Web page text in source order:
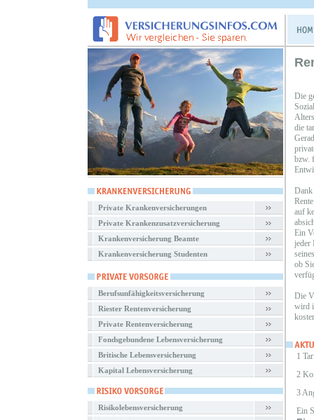
Private Krankenversicherungen
Private Krankenzusatzversicherung
Krankenversicherung Beamte
Krankenversicherung Studenten
Berufsunfähigkeitsversicherung
Riester Rentenversicherung
Private Rentenversicherung
Fondsgebundene Lebensversicherung
Britische Lebensversicherung
Kapital Lebensversicherung
Risikolebensversicherung
Die
die
bzw.
Dank
auf
Ein
jeder
ob
Die
wird
1
2
3
Ein